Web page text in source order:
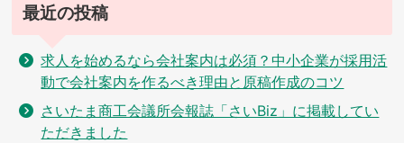
最近の投稿
求人を始めるなら会社案内は必須？中小企業が採用活
動で会社案内を作るべき理由と原稿作成のコツ
さいたま商工会議所会報誌「さいBiz」に掲載してい
ただきました